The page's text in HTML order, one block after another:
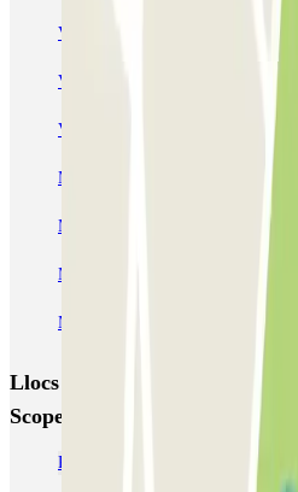
Venice Utility Park - Shuttle -
Venice Utility Park - Shuttle -
Venice Utility Park - Shuttle -
MarcoPolo - FREE Shuttle -
MarcoPolo - FREE Shuttle - Porto
MarcoPolo - FREE Shuttle -
MarcoPolo - FREE Shuttle -
Llocs i esdeveniments
Scoperto - Parcheggio
Pàrquings a l'Aeroport de Venecia